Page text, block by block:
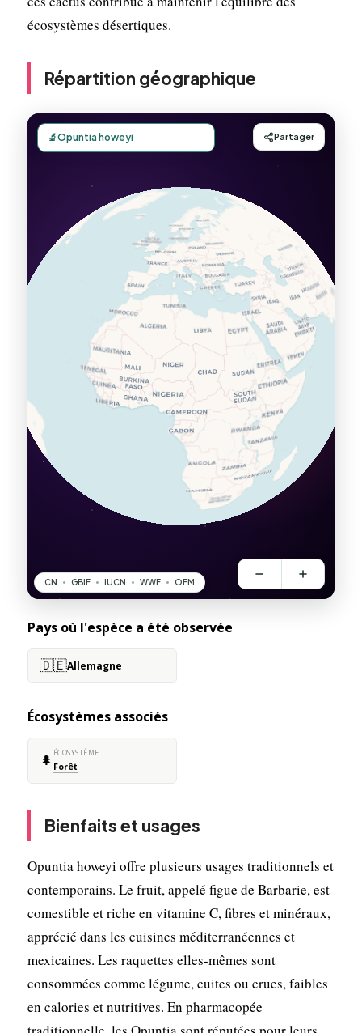
écosystèmes désertiques.
Répartition géographique
Pays où l'espèce a été observée
🇩🇪Allemagne
Écosystèmes associés
🌲 ÉCOSYSTÈME
Forêt
Bienfaits et usages
Opuntia howeyi offre plusieurs usages traditionnels et
contemporains. Le fruit, appelé figue de Barbarie, est
comestible et riche en vitamine C, fibres et minéraux,
apprécié dans les cuisines méditerranéennes et
mexicaines. Les raquettes elles-mêmes sont
consommées comme légume, cuites ou crues, faibles
en calories et nutritives. En pharmacopée